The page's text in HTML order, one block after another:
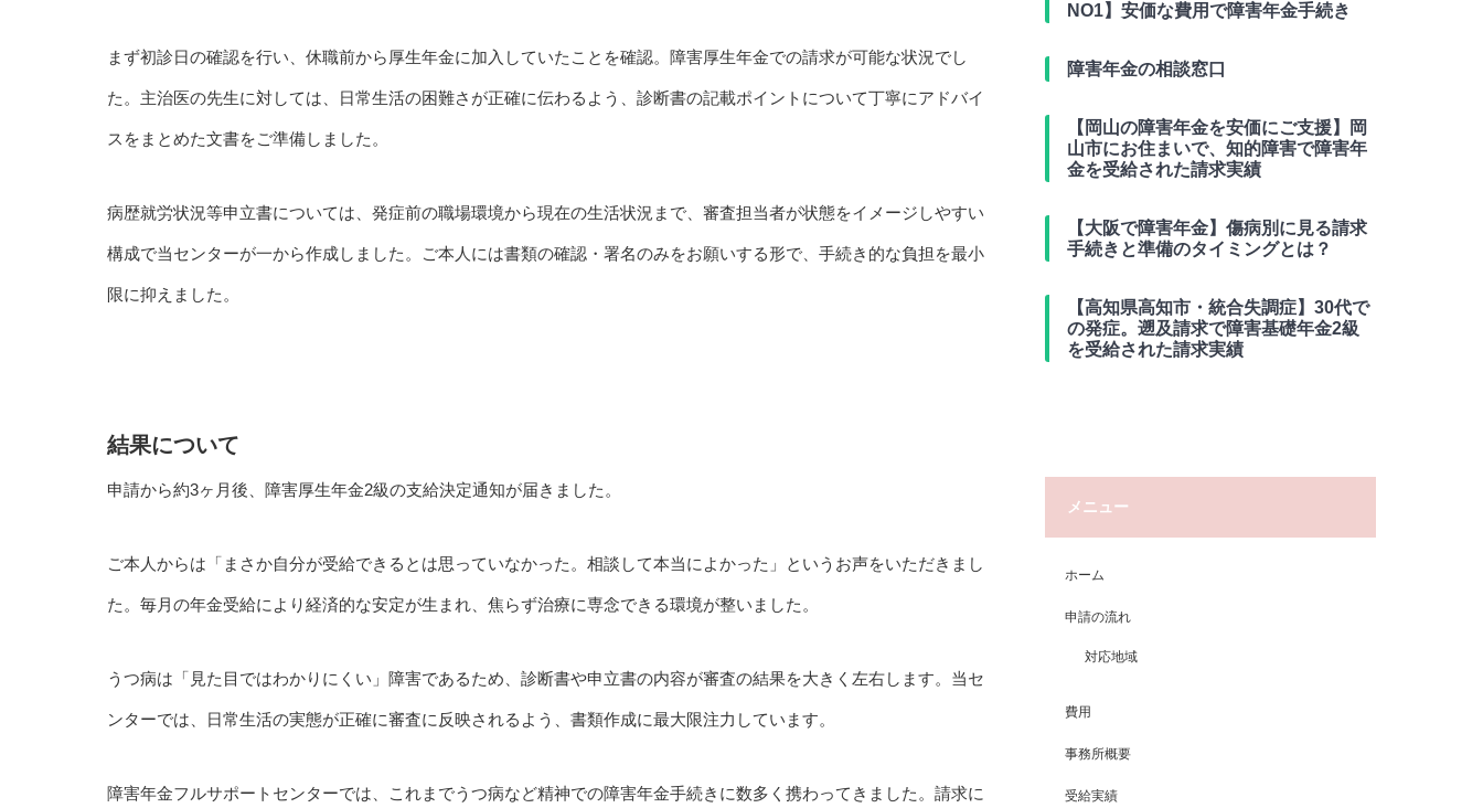
まず初診日の確認を行い、休職前から厚生年金に加入していたことを確認。障害厚生年金での請求が可能な状況でし
た。主治医の先生に対しては、日常生活の困難さが正確に伝わるよう、診断書の記載ポイントについて丁寧にアドバイ
スをまとめた文書をご準備しました。
病歴就労状況等申立書については、発症前の職場環境から現在の生活状況まで、審査担当者が状態をイメージしやすい
構成で当センターが一から作成しました。ご本人には書類の確認・署名のみをお願いする形で、手続き的な負担を最小
限に抑えました。
結果について
申請から約3ヶ月後、障害厚生年金2級の支給決定通知が届きました。
ご本人からは「まさか自分が受給できるとは思っていなかった。相談して本当によかった」というお声をいただきまし
た。毎月の年金受給により経済的な安定が生まれ、焦らず治療に専念できる環境が整いました。
うつ病は「見た目ではわかりにくい」障害であるため、診断書や申立書の内容が審査の結果を大きく左右します。当セ
ンターでは、日常生活の実態が正確に審査に反映されるよう、書類作成に最大限注力しています。
障害年金フルサポートセンターでは、これまでうつ病など精神での障害年金手続きに数多く携わってきました。請求に
NO1】安価な費用で障害年金手続き
障害年金の相談窓口
【岡山の障害年金を安価にご支援】岡
山市にお住まいで、知的障害で障害年
金を受給された請求実績
【大阪で障害年金】傷病別に見る請求
手続きと準備のタイミングとは？
【高知県高知市・統合失調症】30代で
の発症。遡及請求で障害基礎年金2級
を受給された請求実績
メニュー
ホーム
申請の流れ
対応地域
費用
事務所概要
受給実績